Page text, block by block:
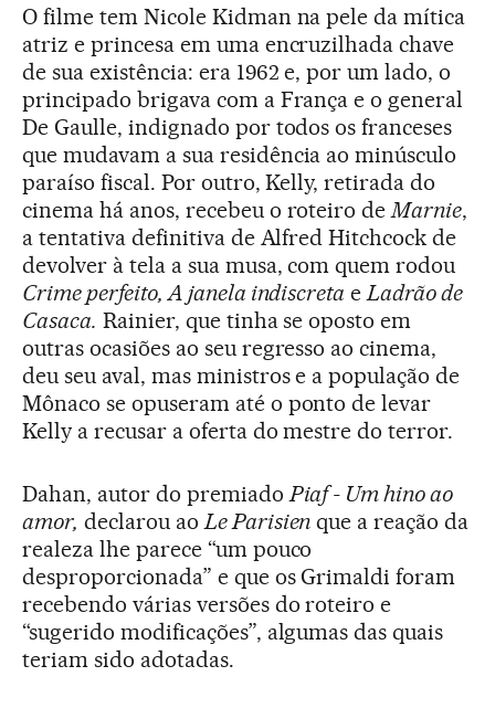
O filme tem Nicole Kidman na pele da mítica
atriz e princesa em uma encruzilhada chave
de sua existência: era 1962 e, por um lado, o
principado brigava com a França e o general
De Gaulle, indignado por todos os franceses
que mudavam a sua residência ao minúsculo
paraíso fiscal. Por outro, Kelly, retirada do
cinema há anos, recebeu o roteiro deMarnie,
a tentativa definitiva de Alfred Hitchcock de
devolver à tela a sua musa, com quem rodou
Crime perfeito, A janela indiscreta eLadrão de
Casaca. Rainier, que tinha se oposto em
outras ocasiões ao seu regresso ao cinema,
deu seu aval, mas ministros e a população de
Mônaco se opuseram até o ponto de levar
Kelly a recusar a oferta do mestre do terror.
Dahan, autor do premiadoPiaf - Um hino ao
amor, declarou aoLe Parisien que a reação da
realeza lhe parece “um pouco
desproporcionada” e que os Grimaldi foram
recebendo várias versões do roteiro e
“sugerido modificações”, algumas das quais
teriam sido adotadas.